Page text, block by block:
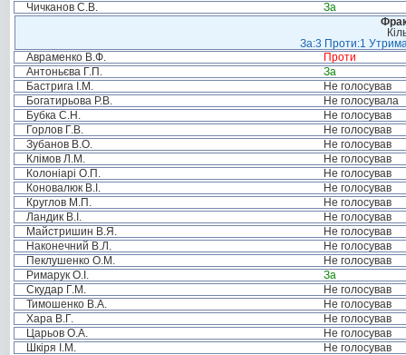
Чичканов С.В.
За
За:3 Проти:1
Авраменко В.Ф.
Проти
Антоньєва Г.П.
За
Бастрига І.М.
Не голосував
Богатирьова Р.В.
Не голосувала
Бубка С.Н.
Не голосував
Горлов Г.В.
Не голосував
Зубанов В.О.
Не голосував
Клімов Л.М.
Не голосував
Колоніарі О.П.
Не голосував
Коновалюк В.І.
Не голосував
Круглов М.П.
Не голосував
Ландик В.І.
Не голосував
Майстришин В.Я.
Не голосував
Наконечний В.Л.
Не голосував
Пеклушенко О.М.
Не голосував
Римарук О.І.
За
Скудар Г.М.
Не голосував
Тимошенко В.А.
Не голосував
Хара В.Г.
Не голосував
Царьов О.А.
Не голосував
Шкіря І.М.
Не голосував